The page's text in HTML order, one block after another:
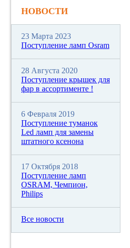
НОВОСТИ
23 Марта 2023
Поступление ламп Osram
28 Августа 2020
Поступление крышек для
фар в ассортименте !
6 Февраля 2019
Поступление туманок
Led ламп для замены
штатного ксенона
17 Октября 2018
Поступление ламп
OSRAM, Чемпион,
Philips
Все новости